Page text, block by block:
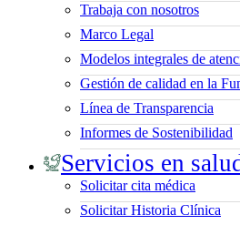
Trabaja con nosotros
Marco Legal
Modelos integrales de
Gestión de calidad en la
Línea de Transparencia
Informes de Sostenibilidad
Servicios en
Solicitar cita médica
Solicitar Historia Clínica